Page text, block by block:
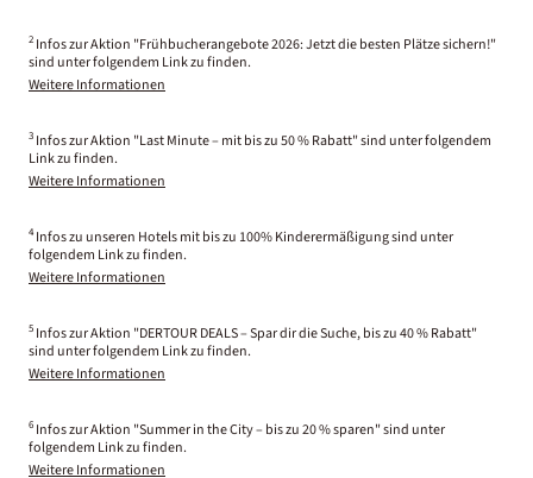
2 Infos zur Aktion "Frühbucherangebote 2026: Jetzt die besten Plätze sichern!"
sind unter folgendem Link zu finden.
Weitere Informationen
3 Infos zur Aktion "Last Minute – mit bis zu 50 % Rabatt" sind unter folgendem
Link zu finden.
Weitere Informationen
4 Infos zu unseren Hotels mit bis zu 100% Kinderermäßigung sind unter
folgendem Link zu finden.
Weitere Informationen
5 Infos zur Aktion "DERTOUR DEALS – Spar dir die Suche, bis zu 40 % Rabatt"
sind unter folgendem Link zu finden.
Weitere Informationen
6 Infos zur Aktion "Summer in the City – bis zu 20 % sparen" sind unter
folgendem Link zu finden.
Weitere Informationen